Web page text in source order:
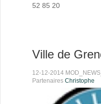
52 85 20
Ville de
12-12-2014
Partenaires Christophe